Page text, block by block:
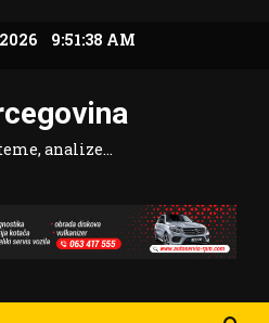
9:51:39 AM
analize…